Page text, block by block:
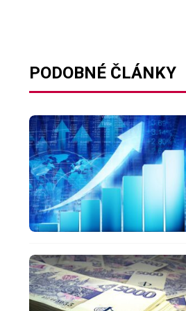
PODOBNÉ ČLÁNKY